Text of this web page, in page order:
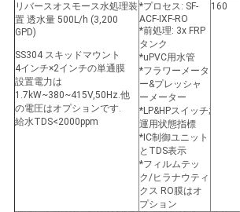
リバースオスモース水処理装
置 透水量 500L/h (3,200
GPD)
SS304 スキッドマウント
4インチ×2インチの単通膜
設置電力は
1.7kW~380~415V,50Hz.他
の電圧はオプションです.
給水TDS<2000ppm
*プロセス: SF-
ACF-IXF-RO
*前処理: 3x FRP
タンク
*uPVC用水管
*フラワーメータ
ー&プレッシャ
ーメーター
*LP&HPスイッチ;
運用状態指標
*IC制御ユニット
とTDS表示
*フィルムテッ
ク/ヒラナウティ
クス RO膜はオ
プション
160